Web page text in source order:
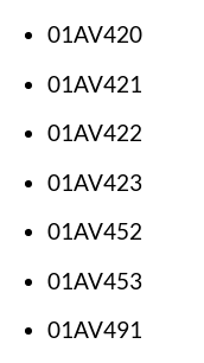
01AV420
01AV421
01AV422
01AV423
01AV452
01AV453
01AV491